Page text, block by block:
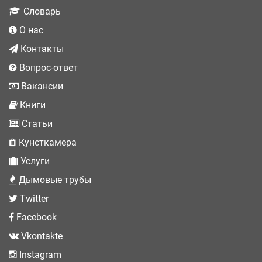
Словарь
О нас
Контакты
Вопрос-ответ
Вакансии
Книги
Статьи
Кунсткамера
Услуги
Дымовые трубы
Twitter
Facebook
Vkontakte
Instagram